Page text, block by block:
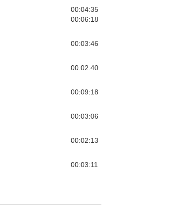
00:04:35
00:06:18
00:03:46
00:02:40
00:09:18
00:03:06
00:02:13
00:03:11